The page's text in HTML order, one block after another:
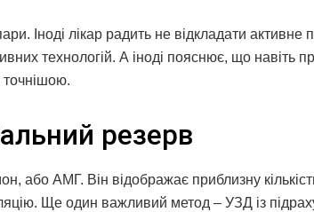
Іноді лікар радить не відкладати активне
технологій. А іноді пояснює, що навіть
точнішою.
резерв
або АМГ. Він відображає приблизну
Ще один важливий метод – УЗД із